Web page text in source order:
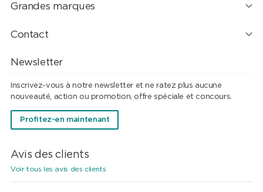
Grandes marques
Contact
Newsletter
Inscrivez-vous à notre newsletter et ne ratez plus aucune
nouveauté, action ou promotion, offre spéciale et concours.
Profitez-en maintenant
Avis des clients
Voir tous les avis des clients